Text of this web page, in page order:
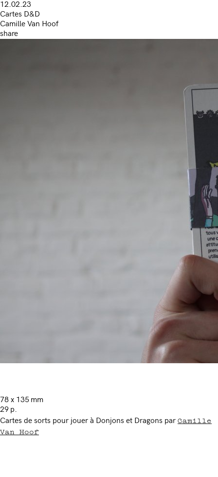
12.02.23
Cartes D&D
Camille Van Hoof
share
78 x 135 mm
29 p.
Cartes de sorts pour jouer à Donjons et Dragons par Camille
Van Hoof